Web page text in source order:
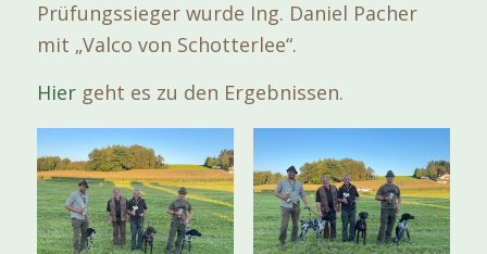
Prüfungssieger wurde Ing. Daniel Pacher
mit „Valco von Schotterlee“.
Hiergeht es zu den Ergebnissen.